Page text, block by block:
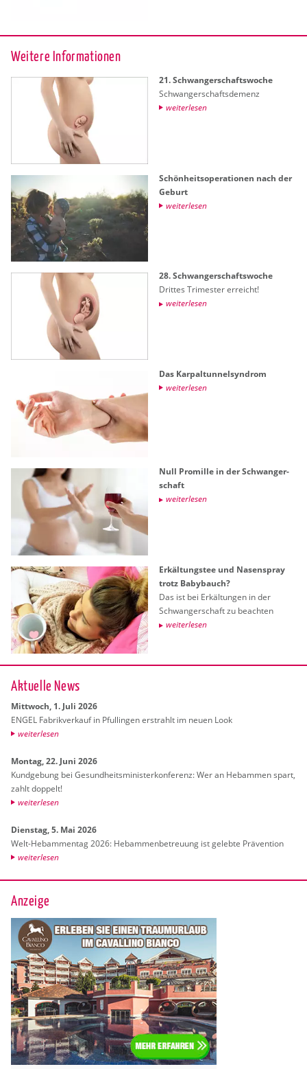
Wei­te­re In­for­ma­tio­nen
21. Schwan­ger­schafts­wo­che
Schwan­ger­schafts­de­menz
wei­ter­le­sen
Schön­heits­ope­ra­tio­nen nach der
Ge­burt
wei­ter­le­sen
28. Schwan­ger­schafts­wo­che
Drit­tes Tri­mes­ter er­reicht!
wei­ter­le­sen
Das Kar­pal­tun­nel­syn­drom
wei­ter­le­sen
Null Pro­mil­le in der Schwan­ger­
schaft
wei­ter­le­sen
Er­käl­tungs­tee und Na­sen­spray
trotz Ba­by­bauch?
Das ist bei Er­käl­tun­gen in der
Schwan­ger­schaft zu be­ach­ten
wei­ter­le­sen
Ak­tu­el­le News
Mitt­woch, 1. Juli 2026
ENGEL Fa­brik­ver­kauf in Pful­lin­gen er­strahlt im neuen Look
wei­ter­le­sen
Mon­tag, 22. Juni 2026
Kund­ge­bung bei Ge­sund­heits­mi­nis­ter­kon­fe­renz: Wer an Heb­am­men spart,
zahlt dop­pelt!
wei­ter­le­sen
Diens­tag, 5. Mai 2026
Welt-Heb­am­men­tag 2026: Heb­am­men­be­treu­ung ist ge­leb­te Prä­ven­ti­on
wei­ter­le­sen
Anzeige